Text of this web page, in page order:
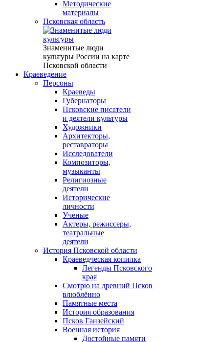
Методические
материалы
Псковская область
Знаменитые люди
культуры России на карте
Псковской области
Краеведение
Персоны
Краеведы
Губернаторы
Псковские писатели
и деятели культуры
Художники
Архитекторы,
реставраторы
Исследователи
Композиторы,
музыканты
Религиозные
деятели
Исторические
личности
Ученые
Актеры, режиссеры,
театральные
деятели
История Псковской области
Краеведческая копилка
Легенды Псковского
края
Смотрю на древний Псков
влюблённо
Памятные места
История образования
Псков Ганзейский
Военная история
Достойные памяти